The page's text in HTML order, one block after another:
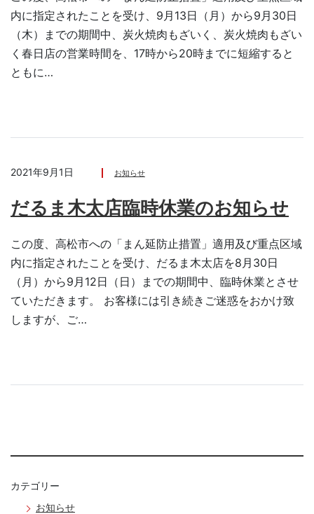
内に指定されたことを受け、9月13日（月）から9月30日
（木）までの期間中、炭火焼肉もざいく、炭火焼肉もざい
く春日店の営業時間を、17時から20時までに短縮すると
ともに…
2021年9月1日 お知らせ
だるま木太店臨時休業のお知らせ
この度、高松市への「まん延防止措置」適用及び重点区域
内に指定されたことを受け、だるま木太店を8月30日
（月）から9月12日（日）までの期間中、臨時休業とさせ
ていただきます。 お客様には引き続きご迷惑をおかけ致
しますが、ご…
カテゴリー
お知らせ